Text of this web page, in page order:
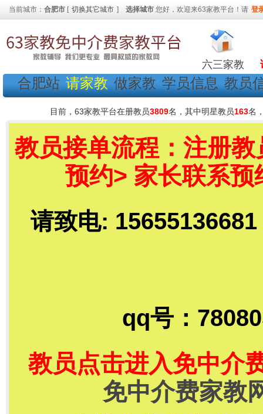
当前城市： 合肥市 [ 切换其它城市 ] 选择城市 您好，欢迎来63家教平台！请 登
六三家教
合肥站 请家教 做家教 学员信息 教员
目前，63家教平台在册教员3809名，其中明星教员163名
教员接单流程：注册
预约> 家长联系
请致电:
qq号：
教员点击进入免中介
免中介费家教